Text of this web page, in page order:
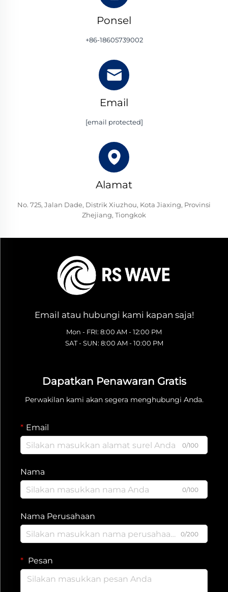
Ponsel
+86-18605739002
Email
[email protected]
Alamat
No. 725, Jalan Dade, Distrik Xiuzhou, Kota Jiaxing, Provinsi
Zhejiang, Tiongkok
Email atau hubungi kami kapan saja!
Mon - FRI: 8:00 AM - 12:00 PM
SAT - SUN: 8:00 AM - 10:00 PM
Dapatkan Penawaran Gratis
Perwakilan kami akan segera menghubungi Anda.
Email
0/100
Nama
0/100
Nama Perusahaan
0/200
Pesan